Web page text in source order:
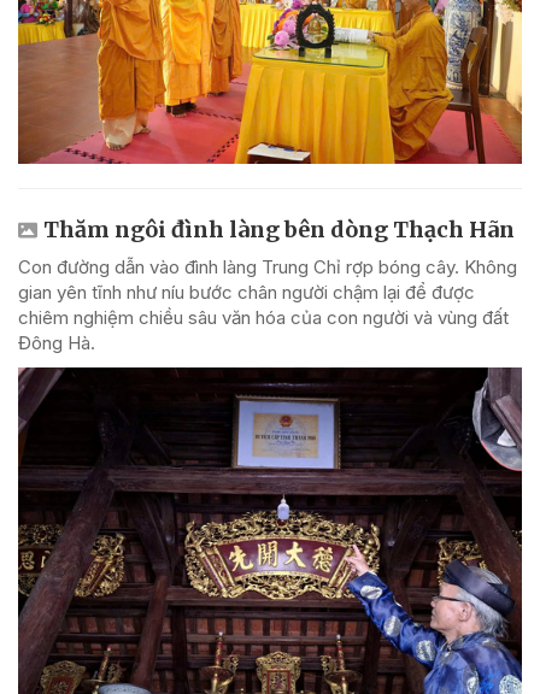
Thăm ngôi đình làng bên dòng Thạch Hãn
Con đường dẫn vào đình làng Trung Chỉ rợp bóng cây. Không
gian yên tĩnh như níu bước chân người chậm lại để được
chiêm nghiệm chiều sâu văn hóa của con người và vùng đất
Đông Hà.